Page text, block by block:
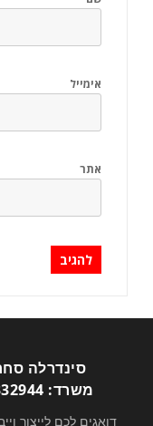
אימייל
אתר
סינדרלה סחר
משרד: 077-9332944
דואגים לכם לייצור